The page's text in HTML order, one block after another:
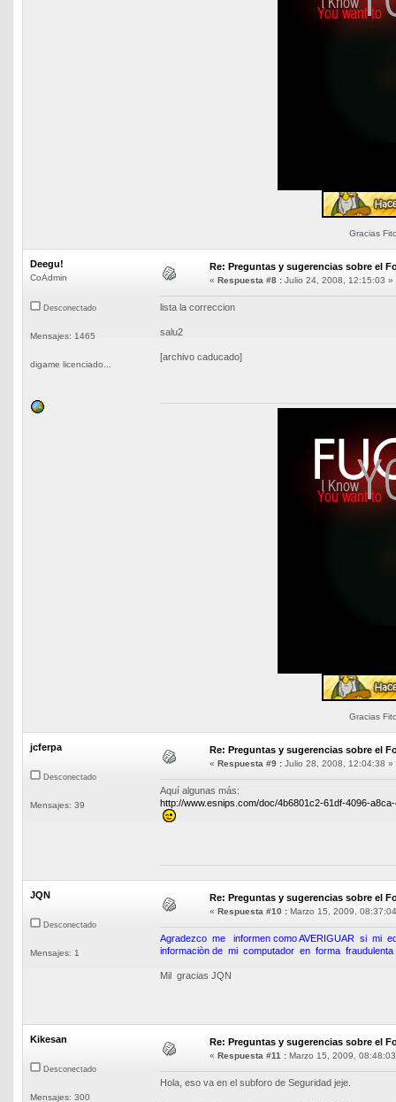
Gracias
Deegu!
CoAdmin
Desconectado
Mensajes: 1465
digame licenciado...
Re: Preguntas y sugerencias sobre el
« Respuesta #8 : Julio 24, 2008, 12:15:03 »
lista la correccion
salu2
[archivo caducado]
Gracias
jcferpa
Desconectado
Mensajes: 39
Re: Preguntas y sugerencias sobre el
« Respuesta #9 : Julio 28, 2008, 12:04:38 »
Aquí algunas más:
http://www.esnips.com/doc/4b6801c2-61df-4096-
JQN
Desconectado
Mensajes: 1
Re: Preguntas y sugerencias sobre el
« Respuesta #10 : Marzo 15, 2009,
Agradezco me informen como AVERIGUAR si mi
informaciòn de mi computador en forma
Mil gracias JQN
Kikesan
Desconectado
Mensajes: 300
Re: Preguntas y sugerencias sobre el
« Respuesta #11 : Marzo 15, 2009,
Hola, eso va en el subforo de Seguridad jeje.